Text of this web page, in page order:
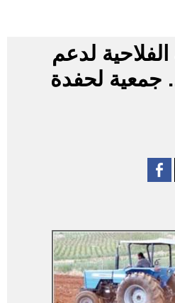
لدعم
جمعية لحفدة